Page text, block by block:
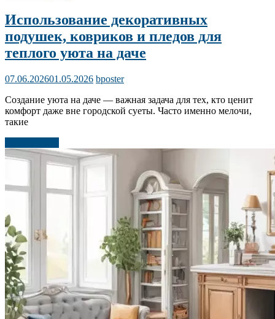
Использование декоративных
подушек, ковриков и пледов для
теплого уюта на даче
07.06.202601.05.2026 bposter
Создание уюта на даче — важная задача для тех, кто ценит
комфорт даже вне городской суеты. Часто именно мелочи,
такие